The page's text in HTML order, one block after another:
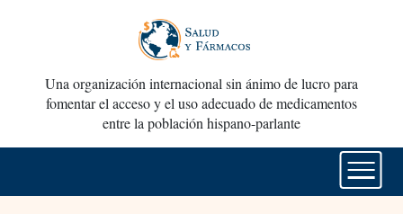
Una organización internacional sin ánimo de lucro para
fomentar el acceso y el uso adecuado de medicamentos
entre la población hispano-parlante